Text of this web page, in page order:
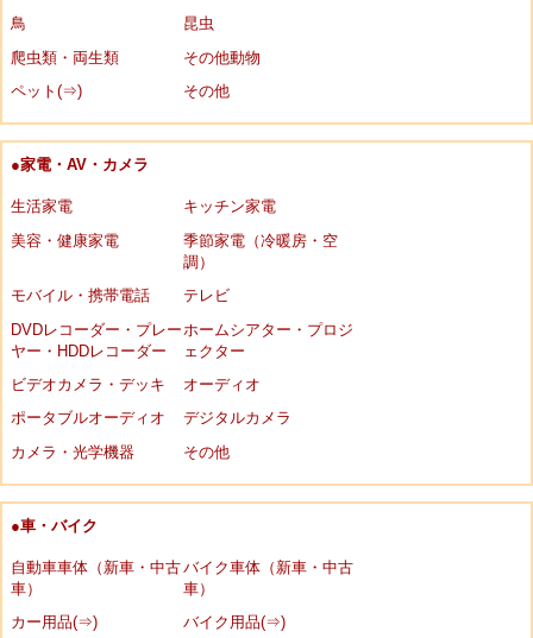
鳥
昆虫
爬虫類・両生類
その他動物
ペット(⇒)
その他
●家電・AV・カメラ
生活家電
キッチン家電
美容・健康家電
季節家電（冷暖房・空
調）
モバイル・携帯電話
テレビ
DVDレコーダー・プレー
ヤー・HDDレコーダー
ホームシアター・プロジ
ェクター
ビデオカメラ・デッキ
オーディオ
ポータブルオーディオ
デジタルカメラ
カメラ・光学機器
その他
●車・バイク
自動車車体（新車・中古
車）
バイク車体（新車・中古
車）
カー用品(⇒)
バイク用品(⇒)